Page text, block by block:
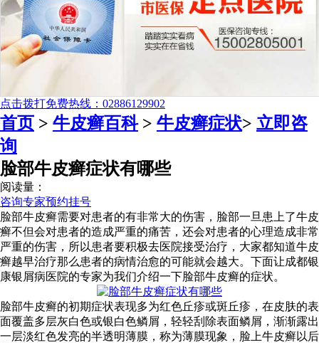
点击拨打免费热线：02886129902
首页 > 牛皮癣百科> 牛皮癣症状> 立即咨
询
脸部牛皮癣症状有哪些
阅读量：
咨询专家预约挂号
脸部牛皮癣需要对患者的有非常大的伤害，脸部一旦患上了牛皮
癣不但会对患者的造成严重的痛苦，还会对患者的心理造成非常
严重的伤害，所以患者要积极去医院接受治疗，大家都知道牛皮
癣越早治疗那么患者的病情治愈的可能就会越大。下面让成都银
康银屑病医院的专家为我们介绍一下脸部牛皮癣的症状。
脸部牛皮癣的初期症状表现多为红色丘疹或斑丘疹，在皮肤的表
面覆盖多层灰白色或银白色鳞屑，轻轻刮除表面鳞屑，渐渐露出
一层淡红色发亮的半透明薄膜，称为薄膜现象，脸上牛皮癣以后